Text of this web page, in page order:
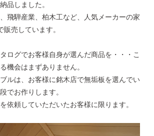
品しました。
飛騨産業、柏木工など、人気メーカーの家
売しています。
ログでお客様自身が選んだ商品を・・・こ
機会はまずありません。
ルは、お客様に銘木店で無垢板を選んでい
でお作りします。
依頼していただいたお客様に限ります。